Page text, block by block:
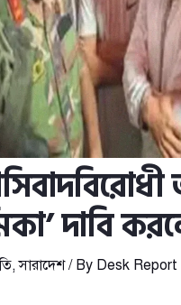
দাবি
,সারাদেশ/ By Desk Report